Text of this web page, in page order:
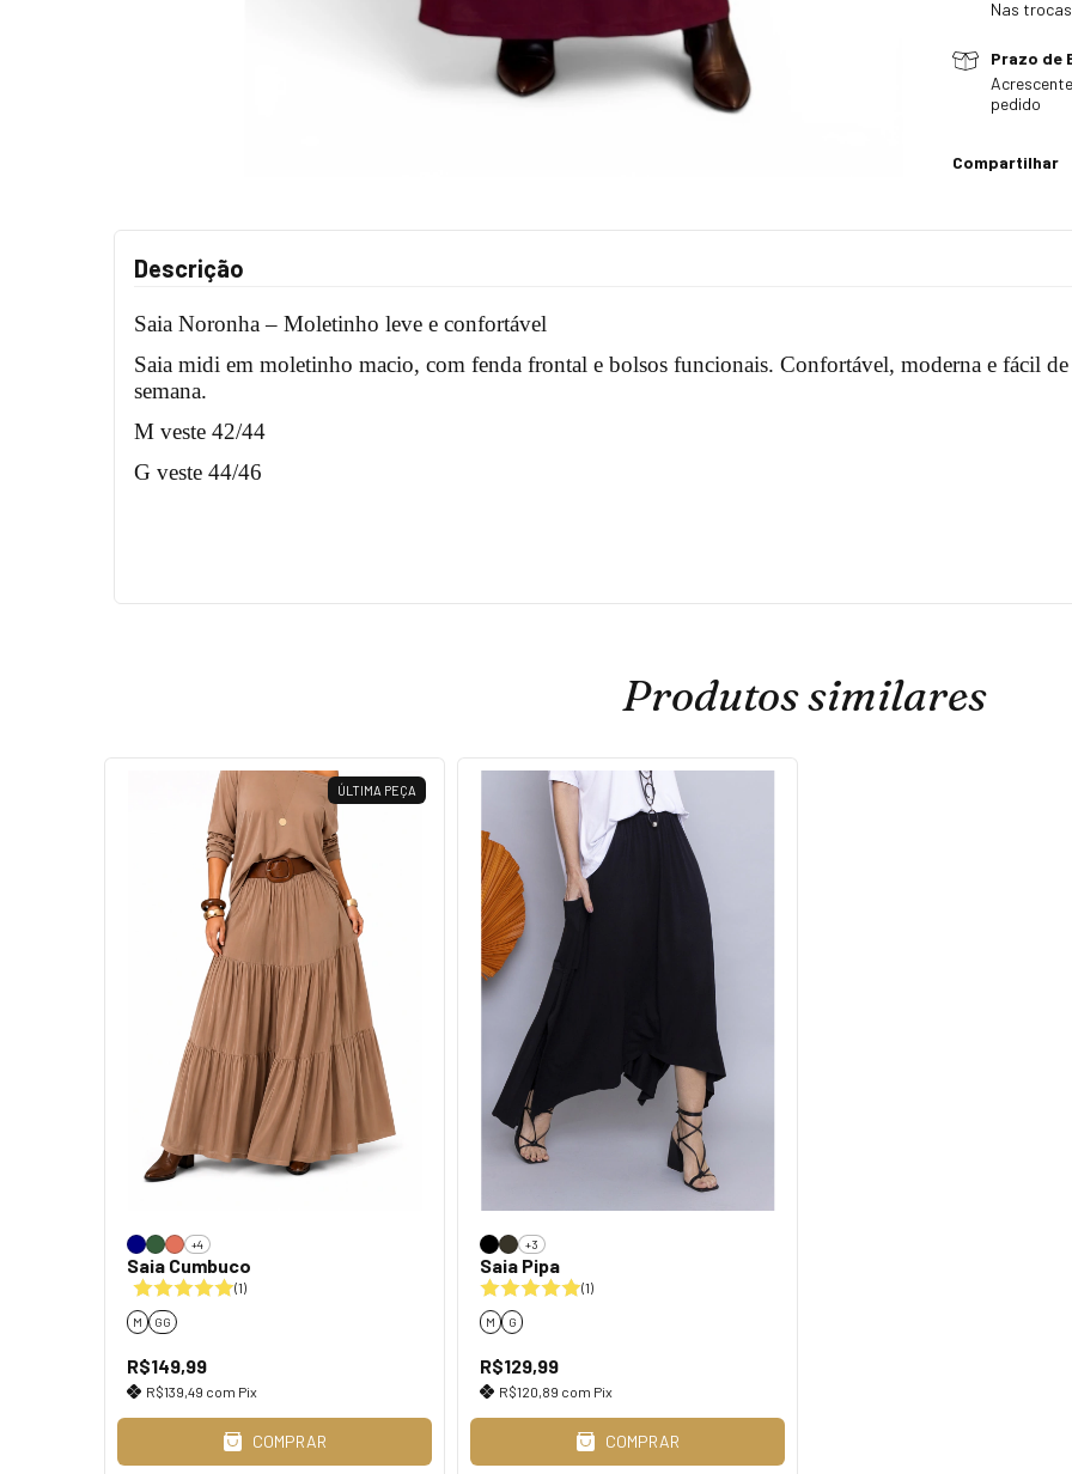
Nas
Prazo de
pedido
Compartilhar
Descrição
Saia Noronha – Moletinho leve e confortável
Saia midi em moletinho macio, com fenda frontal e bolsos funcionais. Confortável, moderna e fácil
semana.
M veste 42/44
G veste 44/46
Produtos similares
ÚLTIMA PEÇA
+4
Saia Cumbuco
(1)
M GG
R$149,99
R$139,49 com Pix
COMPRAR
+3
Saia Pipa
(1)
M G
R$129,99
R$120,89 com Pix
COMPRAR